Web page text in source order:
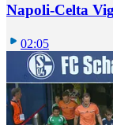
Napoli-Celta
02:05